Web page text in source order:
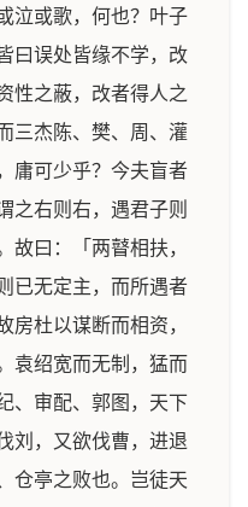
泣或歌，何也？叶子
曰误处皆缘不学，改
性之蔽，改者得人之
三杰陈、樊、周、灌
庸可少乎？今夫盲者
之右则右，遇君子则
故曰：「两瞽相扶，
已无定主，而所遇者
房杜以谋断而相资，
袁绍宽而无制，猛而
、审配、郭图，天下
刘，又欲伐曹，进退
仓亭之败也。岂徒天